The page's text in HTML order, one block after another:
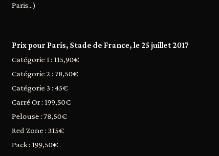
Paris...)
Prix pour Paris, Stade de France, le 25 juillet 2017
Catégorie 1 : 115,90€
Catégorie 2 : 78,50€
Catégorie 3 : 45€
Carré Or : 199,50€
Pelouse : 78,50€
Red Zone : 315€
Pack : 199,50€